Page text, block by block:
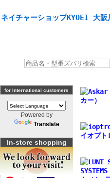
ネイチャーショップKYOEI 大
for International customers
Powered by
Translate
In-store shopping